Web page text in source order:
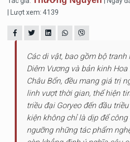
| Lượt xem: 4139
Các di vật, bao gồm bộ
Diêm Vương và bản kinh
Châu Bổn, đều mang giá trị
linh vượt thời gian, thể hiện
triều đại Goryeo đến đầu
kiện không chỉ là dịp để
ngưỡng những tác phẩm